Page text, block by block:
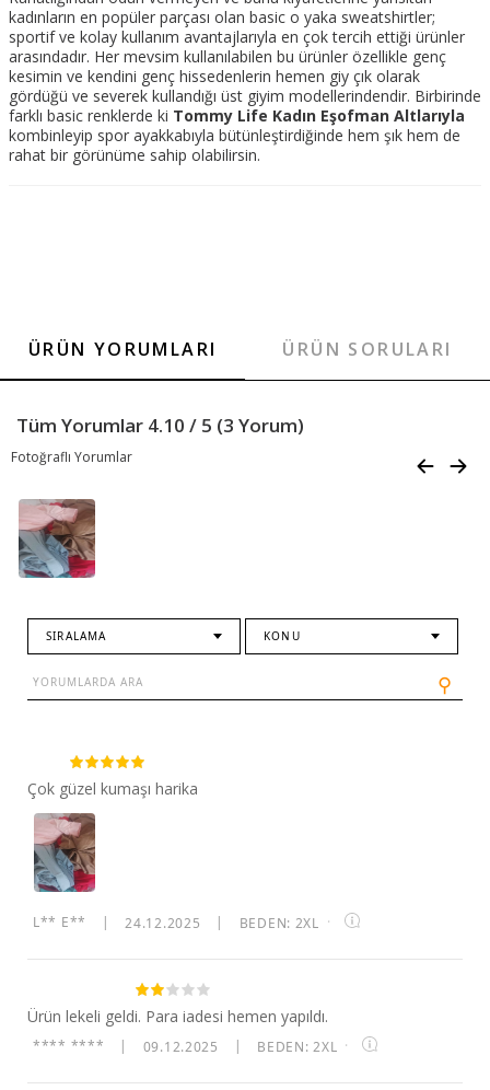
kadınların en popüler parçası olan basic o yaka sweatshirtler;
sportif ve kolay kullanım avantajlarıyla en çok tercih ettiği ürünler
arasındadır. Her mevsim kullanılabilen bu ürünler özellikle genç
kesimin ve kendini genç hissedenlerin hemen giy çık olarak
gördüğü ve severek kullandığı üst giyim modellerindendir. Birbirinde
farklı basic renklerde ki Tommy Life Kadın Eşofman Altlarıyla
kombinleyip spor ayakkabıyla bütünleştirdiğinde hem şık hem de
rahat bir görünüme sahip olabilirsin.
ÜRÜN YORUMLARI ÜRÜN SORULARI
Tüm Yorumlar 4.10 / 5 (3 Yorum)
Fotoğraflı Yorumlar
SIRALAMA KONU
⚲
Çok güzel kumaşı harika
L** E** 24.12.2025 BEDEN: 2XL ·
Ürün lekeli geldi. Para iadesi hemen yapıldı.
**** **** 09.12.2025 BEDEN: 2XL ·